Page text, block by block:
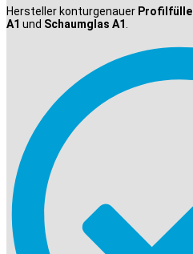
Hersteller konturgenauer
A1 und Schaumglas A1.